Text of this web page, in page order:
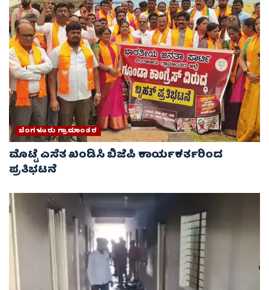
ಬೆಂಗಳೂರು ಗ್ರಾಮಾಂತರ
ಮೊಟ್ಟೆ ಎಸೆತ ಖಂಡಿಸಿ ಬಿಜೆಪಿ ಕಾರ್ಯಕರ್ತರಿಂದ
ಪ್ರತಿಭಟನೆ